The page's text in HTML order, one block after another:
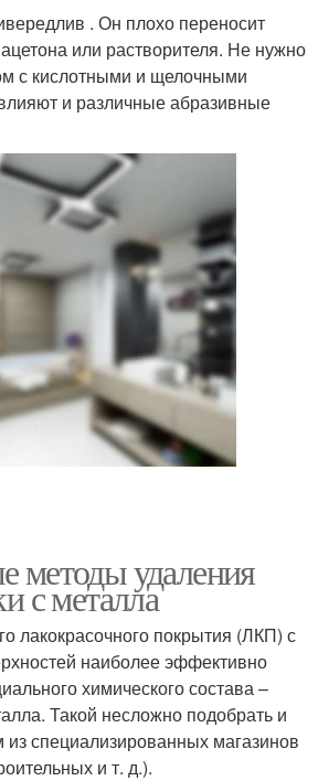
. Он плохо переносит
или растворителя. Не нужно
с кислотными и щелочными
и различные абразивные
методы удаления
с металла
лакокрасочного покрытия (ЛКП) с
наиболее эффективно
химического состава –
Такой несложно подобрать и
специализированных магазинов
и т. д.).